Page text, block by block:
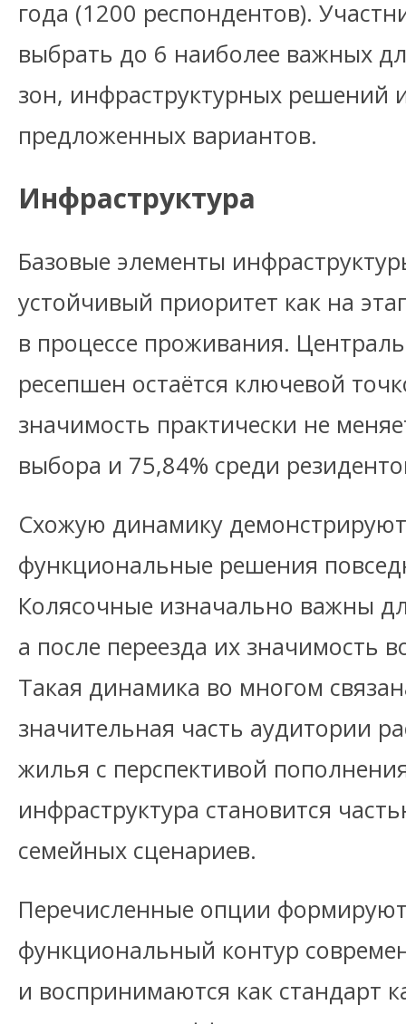
года (1200 респондентов).
выбрать до 6 наиболее важных
зон, инфраструктурных решений
предложенных вариантов.
Инфраструктура
Базовые элементы
устойчивый приоритет как на
в процессе проживания.
ресепшен остаётся ключевой
значимость практически не
выбора и 75,84% среди
Схожую динамику
функциональные решения
Колясочные изначально важны
а после переезда их значимость
Такая динамика во многом
значительная часть аудитории
жилья с перспективой
инфраструктура становится
семейных сценариев.
Перечисленные опции
функциональный контур
и воспринимаются как стандарт